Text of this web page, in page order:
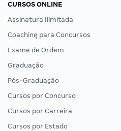
CURSOS ONLINE
Assinatura Ilimitada
Coaching para Concursos
Exame de Ordem
Graduação
Pós-Graduação
Cursos por Concurso
Cursos por Carreira
Cursos por Estado